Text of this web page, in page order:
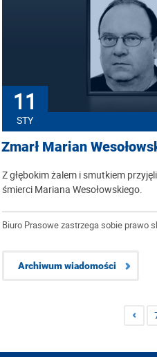
11
STY
Zmarł Marian
Z głębokim żalem i smutkiem
śmierci Mariana Wesołowskiego.
Biuro Prasowe zastrzega sobie prawo
Archiwum wiadomości